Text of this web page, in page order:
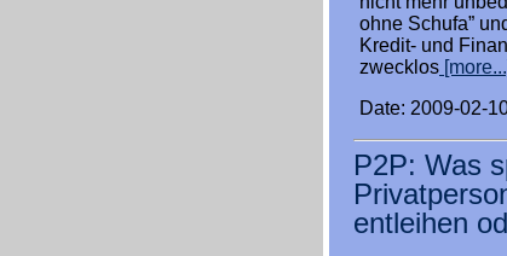
ohne Schufa”
Kredit- und
zwecklos
Date: 2009-02-
P2P: Was
entleihen